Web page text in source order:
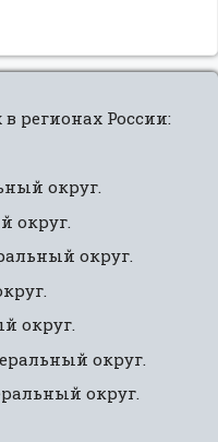
регионах России:
округ.
округ.
округ.
округ.
округ.
округ.